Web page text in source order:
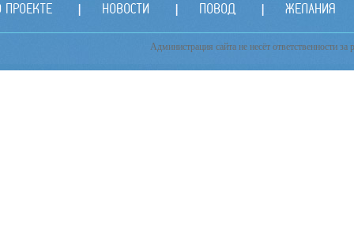
ПРОЕКТЕ НОВОСТИ ПОВОД ЖЕЛАНИЯ
Администрация сайта не несёт ответственности